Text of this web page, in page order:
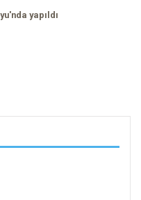
yapıldı